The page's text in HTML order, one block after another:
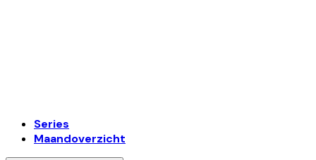
Series
Maandoverzicht